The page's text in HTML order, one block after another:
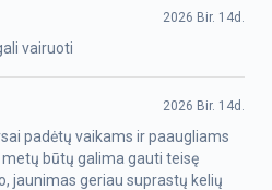
2026 Bir. 14d.
vairuoti
2026 Bir. 14d.
padėtų vaikams ir paaugliams
būtų galima gauti teisę
jaunimas geriau suprastų kelių